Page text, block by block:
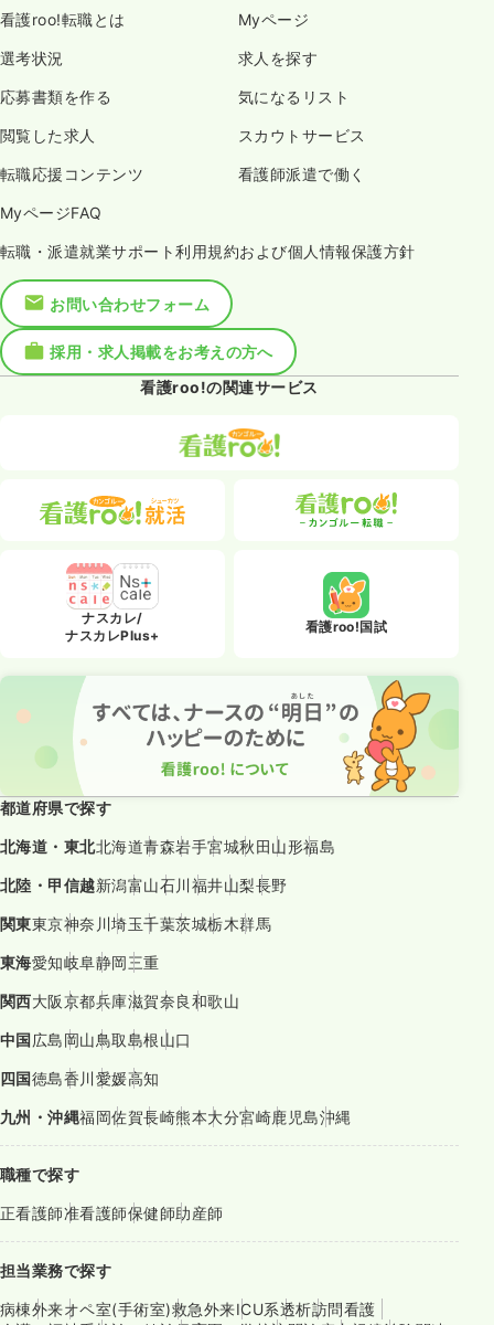
看護roo!転職とは Myページ
選考状況 求人を探す
応募書類を作る 気になるリスト
閲覧した求人 スカウトサービス
転職応援コンテンツ 看護師派遣で働く
MyページFAQ
転職・派遣就業サポート利用規約および個人情報保護方針
お問い合わせフォーム
採用・求人掲載をお考えの方へ
看護roo!の関連サービス
ナスカレ/
ナスカレPlus+
看護roo!国試
都道府県で探す
北海道・東北北海道青森岩手宮城秋田山形福島
北陸・甲信越新潟富山石川福井山梨長野
関東東京神奈川埼玉千葉茨城栃木群馬
東海愛知岐阜静岡三重
関西大阪京都兵庫滋賀奈良和歌山
中国広島岡山鳥取島根山口
四国徳島香川愛媛高知
九州・沖縄福岡佐賀長崎熊本大分宮崎鹿児島沖縄
職種で探す
正看護師准看護師保健師助産師
担当業務で探す
病棟外来オペ室(手術室)救急外来ICU系透析訪問看護